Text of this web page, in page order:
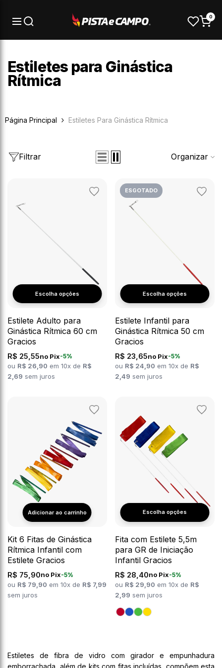
0
Estiletes para Ginástica
Rítmica
Página Principal Estiletes Para Ginástica Rítmica
Filtrar Organizar
Adicionar
Escolha opções
Estilete Adulto para
Ginástica Rítmica 60 cm
Gracios
R$ 25,55no Pix-5%
ou R$ 26,90 em 10x de R$
2,69 sem juros
ESGOTADO
Escolha opções
Estilete Infantil para
Ginástica Rítmica 50 cm
Gracios
R$ 23,65no Pix-5%
ou R$ 24,90 em 10x de R$
2,49 sem juros
Adicionar
Kit 6 Fitas de Ginástica
Rítmica Infantil com
Estilete Gracios
R$ 75,90no Pix-5%
ou R$ 79,90 em 10x de R$ 7,99
sem juros
Escolha opções
Fita com Estilete 5,5m
para GR de Iniciação
Infantil Gracios
R$ 28,40no Pix-5%
ou R$ 29,90 em 10x de R$
2,99 sem juros
Estiletes de fibra de vidro com girador e empunhadura
emborrachada, além de kits com fitas incluídas, compõem esta